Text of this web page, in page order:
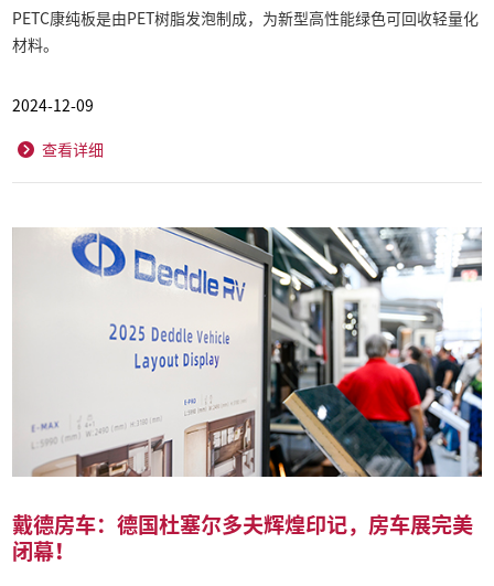
PETC康纯板是由PET树脂发泡制成，为新型高性能绿色可回收轻量化
材料。
2024-12-09
查看详细
戴德房车：德国杜塞尔多夫辉煌印记，房车展完美
闭幕！